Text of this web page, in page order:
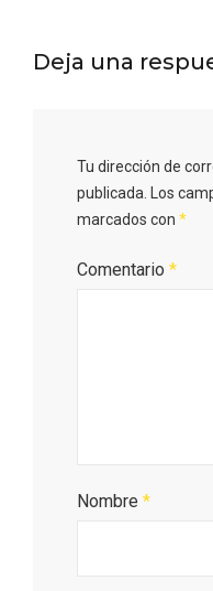
Deja una
Tu dirección de
publicada.
Los
marcados con *
Comentario *
Nombre *